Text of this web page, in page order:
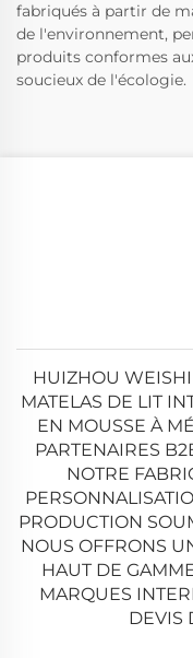
fabriqués à partir de
de l'environnement,
produits conformes
soucieux de l'écologie.
HUIZHOU WEISHI
MATELAS DE LIT
EN MOUSSE À
PARTENAIRES
NOTRE
PRODUCTION
NOUS OFFRONS
HAUT DE
MARQUES
DEVIS